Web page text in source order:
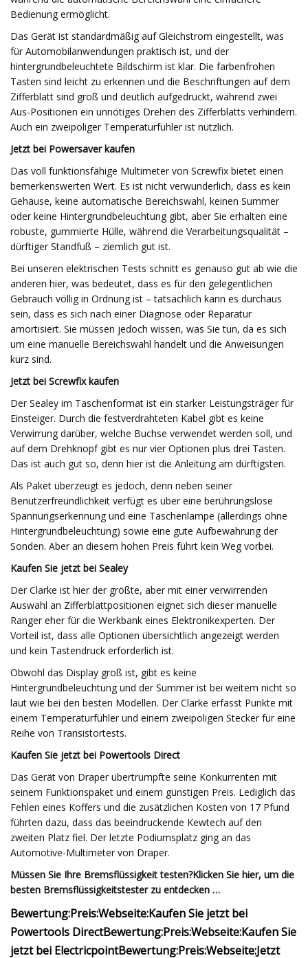
Bedienung ermöglicht.
Das Gerät ist standardmäßig auf Gleichstrom eingestellt, was
für Automobilanwendungen praktisch ist, und der
hintergrundbeleuchtete Bildschirm ist klar. Die farbenfrohen
Tasten sind leicht zu erkennen und die Beschriftungen auf dem
Zifferblatt sind groß und deutlich aufgedruckt, während zwei
Aus-Positionen ein unnötiges Drehen des Zifferblatts verhindern.
Auch ein zweipoliger Temperaturfühler ist nützlich.
Jetzt bei Powersaver kaufen
Das voll funktionsfähige Multimeter von Screwfix bietet einen
bemerkenswerten Wert. Es ist nicht verwunderlich, dass es kein
Gehäuse, keine automatische Bereichswahl, keinen Summer
oder keine Hintergrundbeleuchtung gibt, aber Sie erhalten eine
robuste, gummierte Hülle, während die Verarbeitungsqualität –
dürftiger Standfuß – ziemlich gut ist.
Bei unseren elektrischen Tests schnitt es genauso gut ab wie die
anderen hier, was bedeutet, dass es für den gelegentlichen
Gebrauch völlig in Ordnung ist – tatsächlich kann es durchaus
sein, dass es sich nach einer Diagnose oder Reparatur
amortisiert. Sie müssen jedoch wissen, was Sie tun, da es sich
um eine manuelle Bereichswahl handelt und die Anweisungen
kurz sind.
Jetzt bei Screwfix kaufen
Der Sealey im Taschenformat ist ein starker Leistungsträger für
Einsteiger. Durch die festverdrahteten Kabel gibt es keine
Verwirrung darüber, welche Buchse verwendet werden soll, und
auf dem Drehknopf gibt es nur vier Optionen plus drei Tasten.
Das ist auch gut so, denn hier ist die Anleitung am dürftigsten.
Als Paket überzeugt es jedoch, denn neben seiner
Benutzerfreundlichkeit verfügt es über eine berührungslose
Spannungserkennung und eine Taschenlampe (allerdings ohne
Hintergrundbeleuchtung) sowie eine gute Aufbewahrung der
Sonden. Aber an diesem hohen Preis führt kein Weg vorbei.
Kaufen Sie jetzt bei Sealey
Der Clarke ist hier der größte, aber mit einer verwirrenden
Auswahl an Zifferblattpositionen eignet sich dieser manuelle
Ranger eher für die Werkbank eines Elektronikexperten. Der
Vorteil ist, dass alle Optionen übersichtlich angezeigt werden
und kein Tastendruck erforderlich ist.
Obwohl das Display groß ist, gibt es keine
Hintergrundbeleuchtung und der Summer ist bei weitem nicht so
laut wie bei den besten Modellen. Der Clarke erfasst Punkte mit
einem Temperaturfühler und einem zweipoligen Stecker für eine
Reihe von Transistortests.
Kaufen Sie jetzt bei Powertools Direct
Das Gerät von Draper übertrumpfte seine Konkurrenten mit
seinem Funktionspaket und einem günstigen Preis. Lediglich das
Fehlen eines Koffers und die zusätzlichen Kosten von 17 Pfund
führten dazu, dass das beeindruckende Kewtech auf den
zweiten Platz fiel. Der letzte Podiumsplatz ging an das
Automotive-Multimeter von Draper.
Müssen Sie Ihre Bremsflüssigkeit testen?Klicken Sie hier, um die
besten Bremsflüssigkeitstester zu entdecken …
Bewertung:Preis:Webseite:Kaufen Sie jetzt bei
Powertools DirectBewertung:Preis:Webseite:Kaufen Sie
jetzt bei ElectricpointBewertung:Preis:Webseite:Jetzt